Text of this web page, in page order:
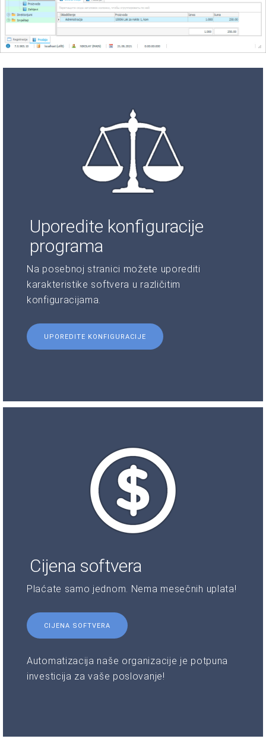
Uporedite konfiguracije
programa
Na posebnoj stranici možete uporediti
karakteristike softvera u različitim
konfiguracijama.
UPOREDITE KONFIGURACIJE
Cijena softvera
Plaćate samo jednom. Nema mesečnih uplata!
CIJENA SOFTVERA
Automatizacija naše organizacije je potpuna
investicija za vaše poslovanje!